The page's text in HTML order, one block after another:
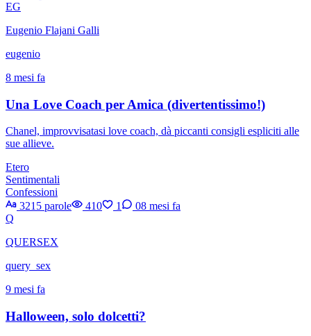
EG
Eugenio Flajani Galli
eugenio
8 mesi fa
Una Love Coach per Amica (divertentissimo!)
Chanel, improvvisatasi love coach, dà piccanti consigli espliciti alle
sue allieve.
Etero
Sentimentali
Confessioni
3215 parole
410 1 08 mesi fa
Q
QUERSEX
query_sex
9 mesi fa
Halloween, solo dolcetti?